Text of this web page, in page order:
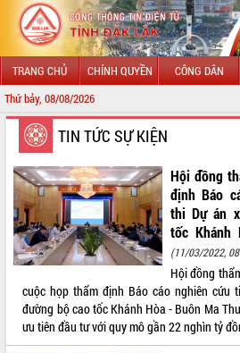
TRANG CHỦ CHÍNH QUYỀN CÔNG DÂN
Thứ bảy, 08/08/2026
GIỚI THIỆU
LÃNH ĐẠO UBND TỈNH
TIN TỨC SỰ KIỆN
SỞ, BAN, NGÀNH
THÔNG TIN CHỈ ĐẠO ĐIỀU HÀNH
TIN TỨC SỰ KIỆN
Hội đồng
định Báo
thi Dự án
tốc Khánh
(11/03/2022,
Hội đồng
cuộc họp thẩm định Báo cáo nghiên cứu
đường bộ cao tốc Khánh Hòa - Buôn Ma
ưu tiên đầu tư với quy mô gần 22 nghìn tỷ